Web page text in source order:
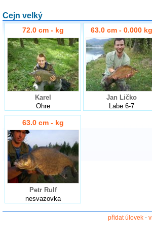
Cejn velký
72.0 cm - kg
Karel
Ohre
63.0 cm - 0.000 kg
Jan Ličko
Labe 6-7
63.0 cm - kg
Petr Rulf
nesvazovka
přidat úlovek -